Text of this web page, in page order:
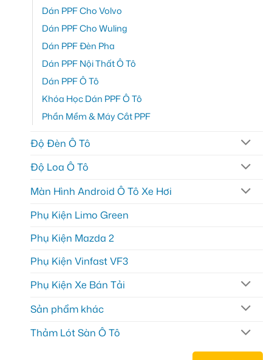
Dán PPF Cho Volvo
Dán PPF Cho Wuling
Dán PPF Đèn Pha
Dán PPF Nội Thất Ô Tô
Dán PPF Ô Tô
Khóa Học Dán PPF Ô Tô
Phần Mềm & Máy Cắt PPF
Độ Đèn Ô Tô
Độ Loa Ô Tô
Màn Hình Android Ô Tô Xe Hơi
Phụ Kiện Limo Green
Phụ Kiện Mazda 2
Phụ Kiện Vinfast VF3
Phụ Kiện Xe Bán Tải
Sản phẩm khác
Thảm Lót Sàn Ô Tô